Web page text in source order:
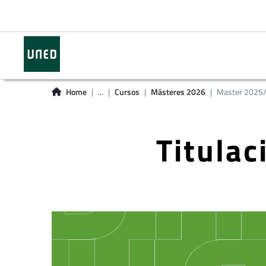
Home ... Cursos Másteres 2026 Master